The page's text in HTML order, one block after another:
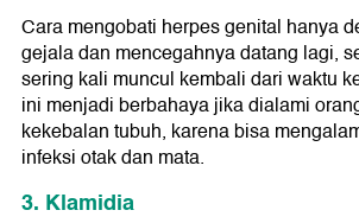
Cara mengobati herpes genital hanya
gejala dan mencegahnya datang lagi,
sering kali muncul kembali dari waktu
ini menjadi berbahaya jika dialami
kekebalan tubuh, karena bisa
infeksi otak dan mata.
3. Klamidia